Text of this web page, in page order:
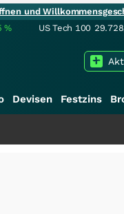
und
% US Tech 100
Devisen Festzins